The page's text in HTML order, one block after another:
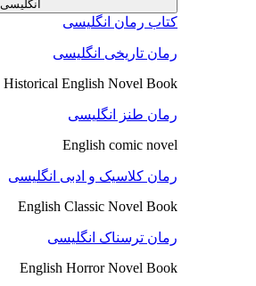
انگلیسی
کتاب رمان انگلیسی
رمان تاریخی انگلیسی
Historical English Novel Book
رمان طنز انگلیسی
English comic novel
رمان کلاسیک و ادبی انگلیسی
English Classic Novel Book
رمان ترسناک انگلیسی
English Horror Novel Book